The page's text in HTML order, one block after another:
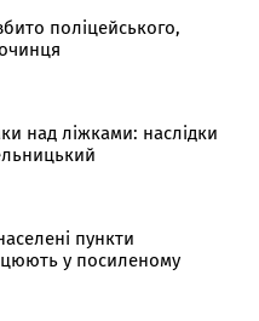
поліцейського,
над ліжками: наслідки
пункти
у посиленому